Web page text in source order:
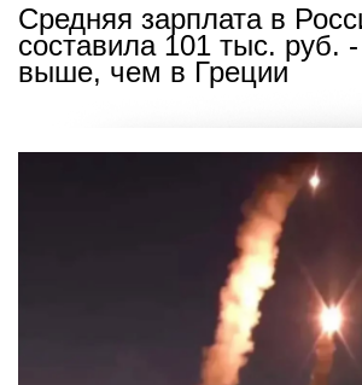
Средняя зарплата в
составила 101 тыс. руб. -
выше, чем в Греции